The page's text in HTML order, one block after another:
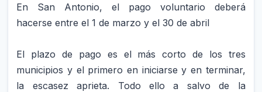
En San Antonio, el pago voluntario deberá
hacerse entre el 1 de marzo y el 30 de abril
El plazo de pago es el más corto de los tres
municipios y el primero en iniciarse y en terminar,
la escasez aprieta. Todo ello a salvo de la